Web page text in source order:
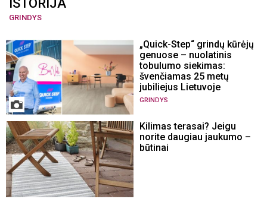
ISTORIJA
GRINDYS
„Quick-Step“ grindų kūrėjų
genuose – nuolatinis
tobulumo siekimas:
švenčiamas 25 metų
jubiliejus Lietuvoje
GRINDYS
Kilimas terasai? Jeigu
norite daugiau jaukumo –
būtinai